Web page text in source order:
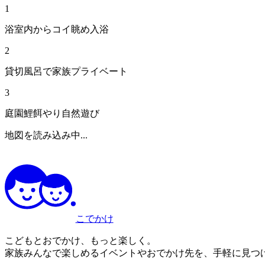
1
浴室内からコイ眺め入浴
2
貸切風呂で家族プライベート
3
庭園鯉餌やり自然遊び
地図を読み込み中...
こでかけ
こどもとおでかけ、もっと楽しく。
家族みんなで楽しめるイベントやおでかけ先を、手軽に見つ